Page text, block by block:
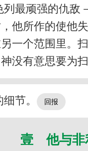
最顽强的仇
他所作的使他
一个范围里。
没有意思要为扫
细节。
壹 他与非